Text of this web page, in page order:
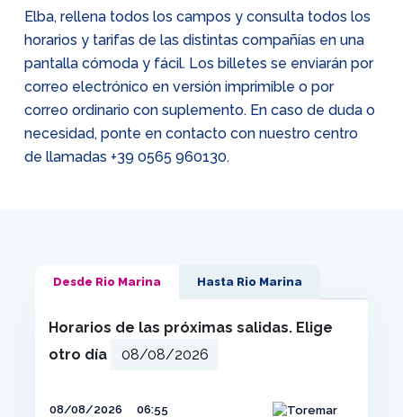
Elba, rellena todos los campos y consulta todos los
horarios y tarifas de las distintas compañías en una
pantalla cómoda y fácil. Los billetes se enviarán por
correo electrónico en versión imprimible o por
correo ordinario con suplemento. En caso de duda o
necesidad, ponte en contacto con nuestro centro
de llamadas +39 0565 960130.
Desde Rio Marina Hasta Rio Marina
Horarios de las próximas salidas. Elige
otro día
08/08/2026
06:55